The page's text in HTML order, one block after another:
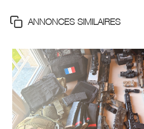
ANNONCES SIMILAIRES